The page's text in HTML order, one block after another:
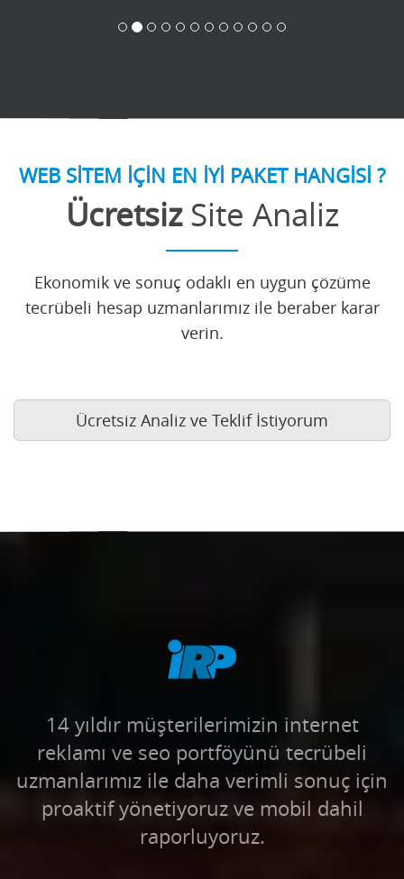
WEB SİTEM İÇİN EN İYİ PAKET HANGİSİ ?
ÜcretsizSite Analiz
Ekonomik ve sonuç odaklı en uygun çözüme
tecrübeli hesap uzmanlarımız ile beraber karar
verin.
Ücretsiz Analiz ve Teklif İstiyorum
14 yıldır müşterilerimizin internet
reklamı ve seo portföyünü tecrübeli
uzmanlarımız ile daha verimli sonuç için
proaktif yönetiyoruz ve mobil dahil
raporluyoruz.